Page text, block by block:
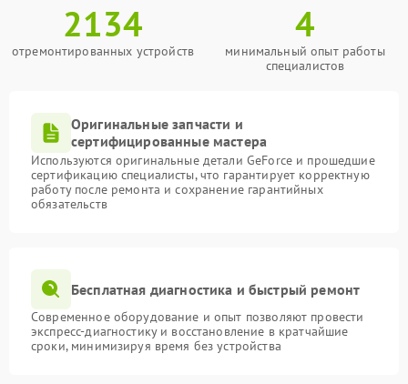
2134
отремонтированных устройств
4
минимальный опыт работы
специалистов
Оригинальные запчасти и
сертифицированные мастера
Используются оригинальные детали GeForce и прошедшие
сертификацию специалисты, что гарантирует корректную
работу после ремонта и сохранение гарантийных
обязательств
Бесплатная диагностика и быстрый ремонт
Современное оборудование и опыт позволяют провести
экспресс-диагностику и восстановление в кратчайшие
сроки, минимизируя время без устройства